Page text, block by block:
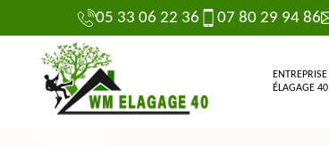
05 33 06 22 36 07 80 29 94 86
ENTREPRISE
ÉLAGAGE 40